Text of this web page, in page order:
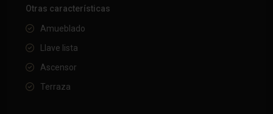
Otras características
Amueblado
Llave lista
Ascensor
Terraza